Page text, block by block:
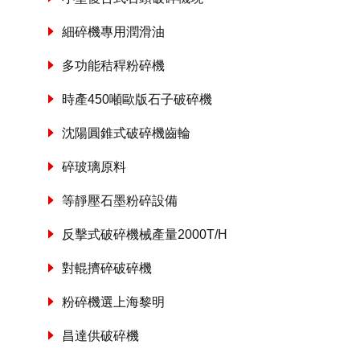
細碎機專用潤滑油
多功能秸稈粉碎機
時產450噸歐版石子破碎機
沈陽圓錐式破碎機齒輪
碎玻璃原料
等靜壓石墨粉碎設備
反擊式破碎機械產量2000T/H
對輥擠碎破碎機
粉碎機選上海黎明
昌達供破碎機